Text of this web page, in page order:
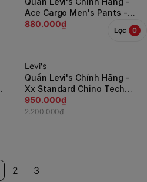
Lọc 0
Ace Cargo Men's Pants -
Màu Olive | JapanSport
880.000₫
-57%
Levi's
Quần Levi's Chính Hãng -
Xx Standard Chino Tech
Pants - Màu xanh |
JapanSport A92150013
950.000₫
2.200.000₫
2 3